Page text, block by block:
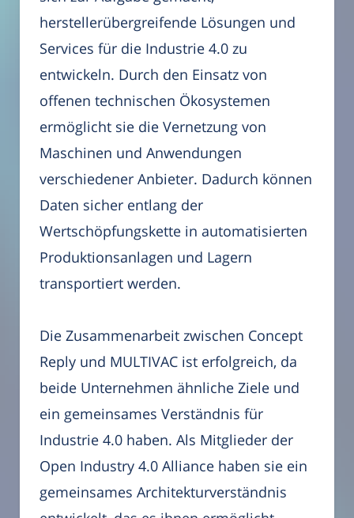
herstellerübergreifende Lösungen und
Services für die Industrie 4.0 zu
entwickeln. Durch den Einsatz von
offenen technischen Ökosystemen
ermöglicht sie die Vernetzung von
Maschinen und Anwendungen
verschiedener Anbieter. Dadurch können
Daten sicher entlang der
Wertschöpfungskette in automatisierten
Produktionsanlagen und Lagern
transportiert werden.
Die Zusammenarbeit zwischen Concept
Reply und MULTIVAC ist erfolgreich, da
beide Unternehmen ähnliche Ziele und
ein gemeinsames Verständnis für
Industrie 4.0 haben. Als Mitglieder der
Open Industry 4.0 Alliance haben sie ein
gemeinsames Architekturverständnis